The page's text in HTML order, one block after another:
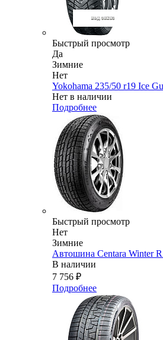
Быстрый просмотр
Да
Зимние
Нет
Yokohama 235/50 r19 Ice
Нет в наличии
Подробнее
Быстрый просмотр
Нет
Зимние
Автошина Centara Winter
В наличии
7 756 ₽
Подробнее